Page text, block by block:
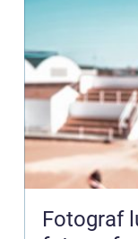
Fotograf lund